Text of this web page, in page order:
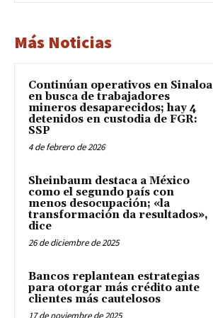
Más Noticias
Continúan operativos en Sinaloa
en busca de trabajadores
mineros desaparecidos; hay 4
detenidos en custodia de FGR:
SSP
4 de febrero de 2026
Sheinbaum destaca a México
como el segundo país con
menos desocupación; «la
transformación da resultados»,
dice
26 de diciembre de 2025
Bancos replantean estrategias
para otorgar más crédito ante
clientes más cautelosos
17 de noviembre de 2025